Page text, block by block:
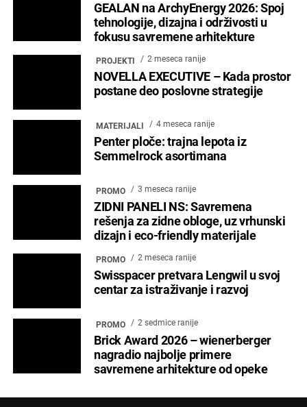
GEALAN na ArchyEnergy 2026: Spoj
tehnologije, dizajna i održivosti u
fokusu savremene arhitekture
PROJEKTI 2 meseca ranije
NOVELLA EXECUTIVE – Kada prostor
postane deo poslovne strategije
MATERIJALI 4 meseca ranije
Penter ploče: trajna lepota iz
Semmelrock asortimana
PROMO 3 meseca ranije
ZIDNI PANELI NS: Savremena
rešenja za zidne obloge, uz vrhunski
dizajn i eco-friendly materijale
PROMO 2 meseca ranije
Swisspacer pretvara Lengwil u svoj
centar za istraživanje i razvoj
PROMO 2 sedmice ranije
Brick Award 2026 – wienerberger
nagradio najbolje primere
savremene arhitekture od opeke